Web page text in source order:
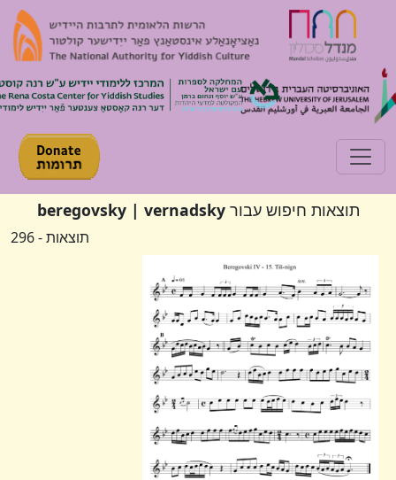
Toggle navigation
תוצאות חיפוש עבור beregovsky | vernadsky
תוצאות - 296